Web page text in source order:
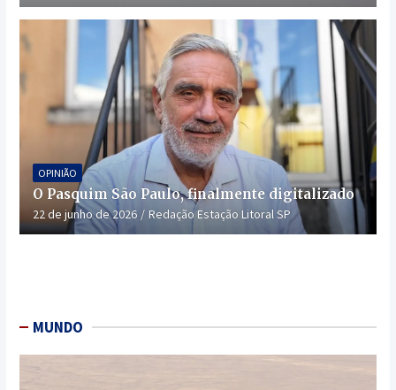
OPINIÃO
O Pasquim São Paulo, finalmente digitalizado
22 de junho de 2026 Redação Estação Litoral SP
MUNDO